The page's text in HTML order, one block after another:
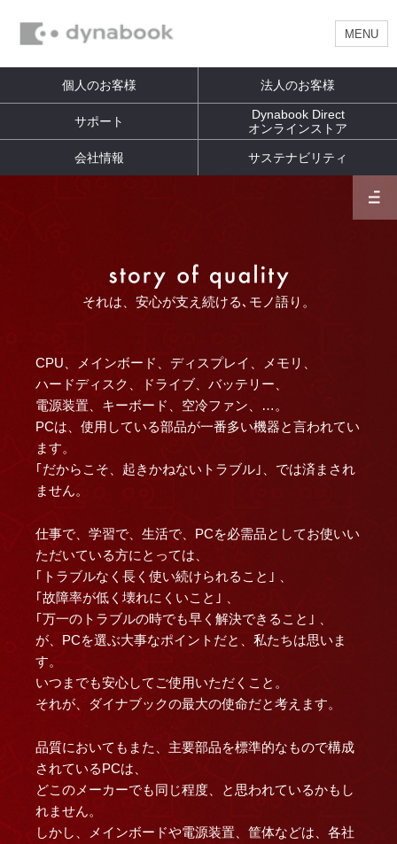
MENU
個人のお客様 法人のお客様
サポート
Dynabook Direct
オンラインストア
会社情報 サステナビリティ
それは、安心が支え続ける､モノ語り。
CPU、メインボード、ディスプレイ、メモリ、
ハードディスク、ドライブ、バッテリー、
電源装置、キーボード、空冷ファン、…。
PCは、使用している部品が一番多い機器と言われてい
ます。
｢だからこそ、起きかねないトラブル｣、では済まされ
ません。
仕事で、学習で、生活で、PCを必需品としてお使いい
ただいている方にとっては、
｢トラブルなく長く使い続けられること｣ 、
｢故障率が低く壊れにくいこと｣ 、
｢万一のトラブルの時でも早く解決できること｣ 、
が、PCを選ぶ大事なポイントだと、私たちは思いま
す。
いつまでも安心してご使用いただくこと。
それが、ダイナブックの最大の使命だと考えます。
品質においてもまた、主要部品を標準的なもので構成
されているPCは、
どこのメーカーでも同じ程度、と思われているかもし
れません。
しかし、メインボードや電源装置、筐体などは、各社